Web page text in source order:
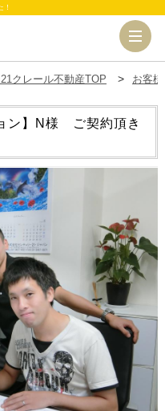
クレール不動産TOP お客
ン】N様 ご契約頂き